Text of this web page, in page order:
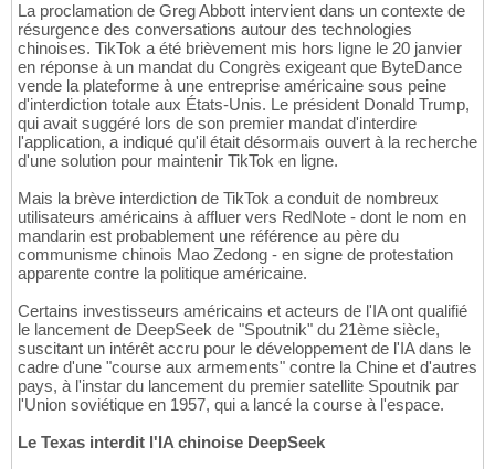
La proclamation de Greg Abbott intervient dans un contexte de
résurgence des conversations autour des technologies
chinoises. TikTok a été brièvement mis hors ligne le 20 janvier
en réponse à un mandat du Congrès exigeant que ByteDance
vende la plateforme à une entreprise américaine sous peine
d'interdiction totale aux États-Unis. Le président Donald Trump,
qui avait suggéré lors de son premier mandat d'interdire
l'application, a indiqué qu'il était désormais ouvert à la recherche
d'une solution pour maintenir TikTok en ligne.
Mais la brève interdiction de TikTok a conduit de nombreux
utilisateurs américains à affluer vers RedNote - dont le nom en
mandarin est probablement une référence au père du
communisme chinois Mao Zedong - en signe de protestation
apparente contre la politique américaine.
Certains investisseurs américains et acteurs de l'IA ont qualifié
le lancement de DeepSeek de "Spoutnik" du 21ème siècle,
suscitant un intérêt accru pour le développement de l'IA dans le
cadre d'une "course aux armements" contre la Chine et d'autres
pays, à l'instar du lancement du premier satellite Spoutnik par
l'Union soviétique en 1957, qui a lancé la course à l'espace.
Le Texas interdit l'IA chinoise DeepSeek